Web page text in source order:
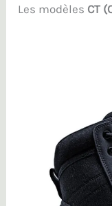
Les modèles CT